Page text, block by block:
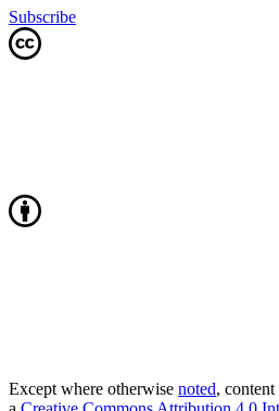
Subscribe
Except where otherwise noted,